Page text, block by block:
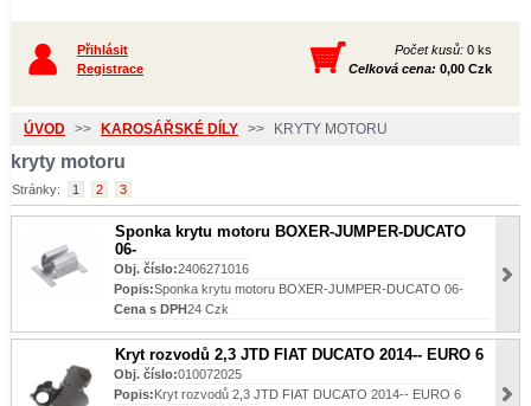
Přihlásit
Registrace
Počet kusů: 0 ks
Celková cena: 0,00 Czk
ÚVOD >> KAROSÁŘSKÉ DÍLY >> KRYTY MOTORU
kryty motoru
Stránky: 1 2 3
Sponka krytu motoru BOXER-JUMPER-DUCATO
06-
Obj. číslo:2406271016
Popis:Sponka krytu motoru BOXER-JUMPER-DUCATO 06-
Cena s DPH24 Czk
Kryt rozvodů 2,3 JTD FIAT DUCATO 2014-- EURO 6
Obj. číslo:010072025
Popis:Kryt rozvodů 2,3 JTD FIAT DUCATO 2014-- EURO 6